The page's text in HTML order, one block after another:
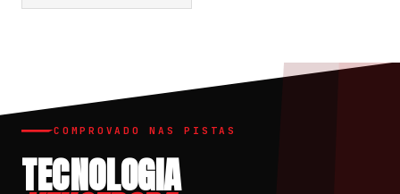
COMPROVADO NAS PISTAS
TECNOLOGIA